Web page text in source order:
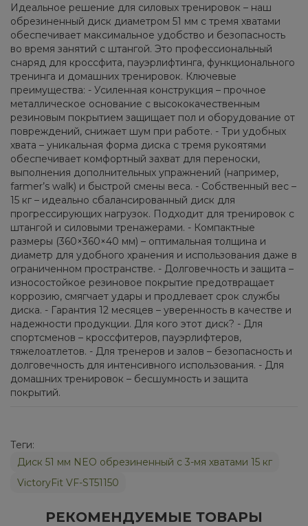
Идеальное решение для силовых тренировок – наш
обрезиненный диск диаметром 51 мм с тремя хватами
обеспечивает максимальное удобство и безопасность
во время занятий с штангой. Это профессиональный
снаряд для кроссфита, пауэрлифтинга, функционального
тренинга и домашних тренировок. Ключевые
преимущества: - Усиленная конструкция – прочное
металлическое основание с высококачественным
резиновым покрытием защищает пол и оборудование от
повреждений, снижает шум при работе. - Три удобных
хвата – уникальная форма диска с тремя рукоятями
обеспечивает комфортный захват для переноски,
выполнения дополнительных упражнений (например,
farmer’s walk) и быстрой смены веса. - Собственный вес –
15 кг – идеально сбалансированный диск для
прогрессирующих нагрузок. Подходит для тренировок с
штангой и силовыми тренажерами. - Компактные
размеры (360×360×40 мм) – оптимальная толщина и
диаметр для удобного хранения и использования даже в
ограниченном пространстве. - Долговечность и защита –
износостойкое резиновое покрытие предотвращает
коррозию, смягчает удары и продлевает срок службы
диска. - Гарантия 12 месяцев – уверенность в качестве и
надежности продукции. Для кого этот диск? - Для
спортсменов – кроссфитеров, пауэрлифтеров,
тяжелоатлетов. - Для тренеров и залов – безопасность и
долговечность для интенсивного использования. - Для
домашних тренировок – бесшумность и защита
покрытий.
Теги:
Диск 51 мм NEO обрезиненный с 3-мя хватами 15 кг
VictoryFit VF-ST51150
РЕКОМЕНДУЕМЫЕ ТОВАРЫ